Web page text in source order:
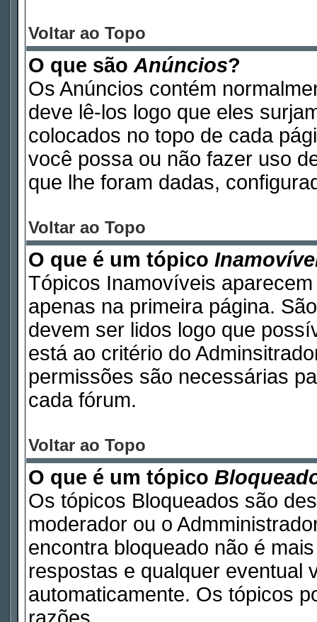
Voltar ao Topo
O que são Anúncios?
Os Anúncios contém
deve lê-los logo que eles
colocados no topo de cada
você possa ou não fazer uso
que lhe foram dadas,
Voltar ao Topo
O que é um tópico
Tópicos Inamovíveis
apenas na primeira página.
devem ser lidos logo que
está ao critério do
permissões são necessárias
cada fórum.
Voltar ao Topo
O que é um tópico
Os tópicos Bloqueados são
moderador ou o
encontra bloqueado não é
respostas e qualquer eventual
automaticamente. Os tópicos